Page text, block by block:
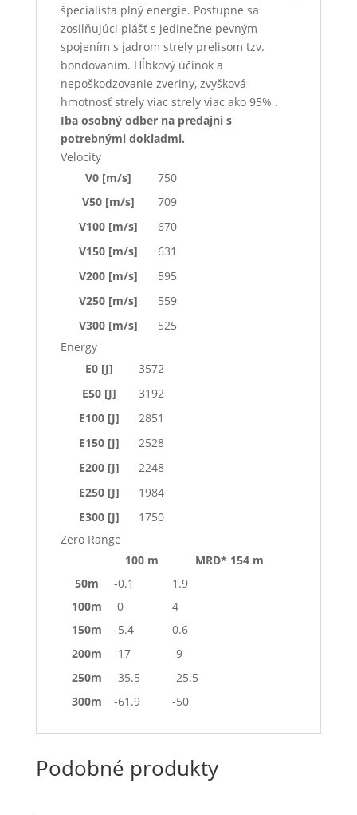
špecialista plný energie. Postupne sa
zosilňujúci plášť s jedinečne pevným
spojením s jadrom strely prelisom tzv.
bondovaním. Hĺbkový účinok a
nepoškodzovanie zveriny, zvyšková
hmotnosť strely viac strely viac ako 95% .
Iba osobný odber na predajni s
potrebnými dokladmi.
Velocity
V0 [m/s]
750
V50 [m/s]
709
V100 [m/s]
670
V150 [m/s]
631
V200 [m/s]
595
V250 [m/s]
559
V300 [m/s]
525
Energy
E0 [J]
3572
E50 [J]
3192
E100 [J]
2851
E150 [J]
2528
E200 [J]
2248
E250 [J]
1984
E300 [J]
1750
Zero Range
100 m
MRD* 154 m
50m
-0.1
1.9
100m
0
4
150m
-5.4
0.6
200m
-17
-9
250m
-35.5
-25.5
300m
-61.9 -50
Podobné produkty